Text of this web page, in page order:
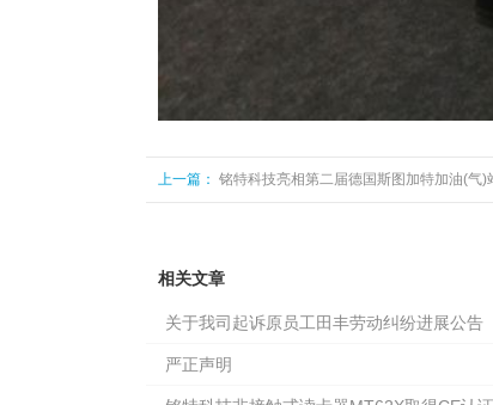
上一篇： 铭特科技亮相第二届德国斯图加特加油(气)
相关文章
关于我司起诉原员工田丰劳动纠纷进展公告
严正声明